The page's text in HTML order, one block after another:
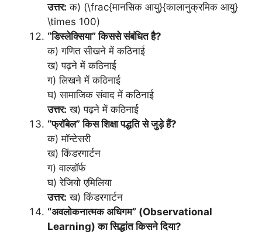
उत्तर: क) (\frac{मानसिक आयु}{कालानुक्रमिक आयु}
\times 100)
“डिस्लेक्सिया” किससे संबंधित है?
क) गणित सीखने में कठिनाई
ख) पढ़ने में कठिनाई
ग) लिखने में कठिनाई
घ) सामाजिक संवाद में कठिनाई
उत्तर: ख) पढ़ने में कठिनाई
“फ्रॉबेल” किस शिक्षा पद्धति से जुड़े हैं?
क) मॉन्टेसरी
ख) किंडरगार्टन
ग) वाल्डॉर्फ
घ) रेजियो एमिलिया
उत्तर: ख) किंडरगार्टन
“अवलोकनात्मक अधिगम” (Observational
Learning) का सिद्धांत किसने दिया?